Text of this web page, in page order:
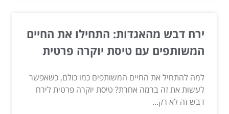
ירח דבש מהאגדות: התחילו את החיים
המשותפים עם טיסת יוקרה פרטית
למה להתחיל את החיים המשותפים כמו כולם, כשאפשר
לעשות את זה ברמה אחרת? טיסת יוקרה פרטית לירח
דבש זה לא רק...